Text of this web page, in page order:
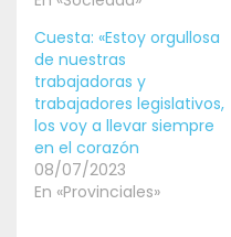
Cuesta: «Estoy orgullosa
de nuestras
trabajadoras y
trabajadores legislativos,
los voy a llevar siempre
en el corazón
08/07/2023
En «Provinciales»